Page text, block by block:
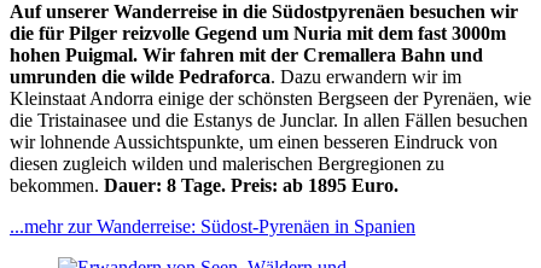
Auf unserer Wanderreise in die Südostpyrenäen besuchen wir
die für Pilger reizvolle Gegend um Nuria mit dem fast 3000m
hohen Puigmal. Wir fahren mit der Cremallera Bahn und
umrunden die wilde Pedraforca. Dazu erwandern wir im
Kleinstaat Andorra einige der schönsten Bergseen der Pyrenäen, wie
die Tristainasee und die Estanys de Junclar. In allen Fällen besuchen
wir lohnende Aussichtspunkte, um einen besseren Eindruck von
diesen zugleich wilden und malerischen Bergregionen zu
bekommen. Dauer: 8 Tage. Preis: ab 1895 Euro.
...mehr zur Wanderreise: Südost-Pyrenäen in Spanien